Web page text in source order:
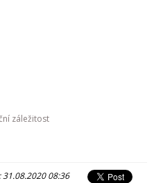
záležitost
31.08.2020 08:36